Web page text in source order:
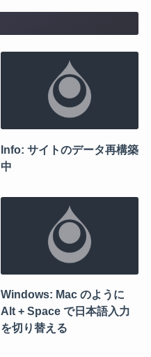
Info: サイトのデータ再構築
中
Windows: Mac のように
Alt + Space で日本語入力
を切り替える